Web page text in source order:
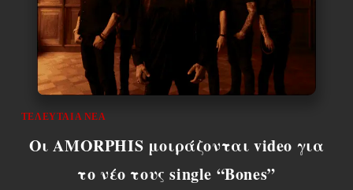
ΤΕΛΕΥΤΑΊΑ ΝΈΑ
Οι AMORPHIS μοιράζονται video για
το νέο τους single “Bones”